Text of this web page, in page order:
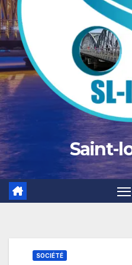
Saint-
SOCIÉTÉ